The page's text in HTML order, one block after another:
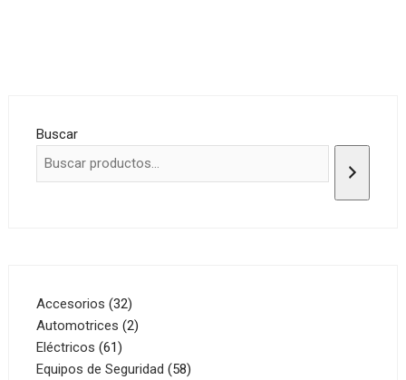
Buscar
Accesorios 3232
productos
Automotrices 22
Eléctricos 6161
productos
Equipos de Seguridad 5858